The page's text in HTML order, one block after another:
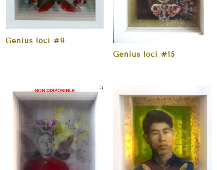
Genius loci #9
Genius loci #15